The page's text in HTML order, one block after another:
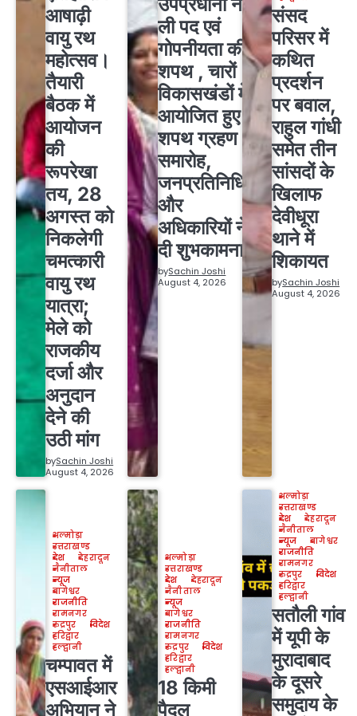
आषाढ़ी
वायु रथ
महोत्सव।
तैयारी
बैठक में
आयोजन
की
रूपरेखा
तय, 28
अगस्त को
निकलेगी
चमत्कारी
वायु रथ
यात्रा;
मेले को
राजकीय
दर्जा और
अनुदान
देने की
उठी मांग
bySachin Joshi
August 4, 2026
ली पद एवं
गोपनीयता की
शपथ , चारों
विकासखंडों में
आयोजित हुए
शपथ ग्रहण
समारोह,
जनप्रतिनिधियों
और
अधिकारियों ने
दी शुभकामनाएं
bySachin Joshi
August 4, 2026
संसद
परिसर में
कथित
प्रदर्शन
पर बवाल,
राहुल गांधी
समेत तीन
सांसदों के
खिलाफ
देवीधूरा
थाने में
शिकायत
bySachin Joshi
August 4, 2026
अल्मोड़ा
उत्तराखण्ड
देश
देहरादून
नैनीताल
न्यूज
बागेश्वर
राजनीति
रामनगर
रुद्रपुर
विदेश
हरिद्वार
हल्द्वानी
चम्पावत में
एसआईआर
अभियान ने
अल्मोड़ा
उत्तराखण्ड
देश
देहरादून
नैनीताल
न्यूज
बागेश्वर
राजनीति
रामनगर
रुद्रपुर
विदेश
हरिद्वार
हल्द्वानी
18 किमी
पैदल
अल्मोड़ा
उत्तराखण्ड
देश
देहरादून
नैनीताल
न्यूज
बागेश्वर
राजनीति
रामनगर
रुद्रपुर
विदेश
हरिद्वार
हल्द्वानी
सतौली गांव
में यूपी के
मुरादाबाद
के दूसरे
समुदाय के